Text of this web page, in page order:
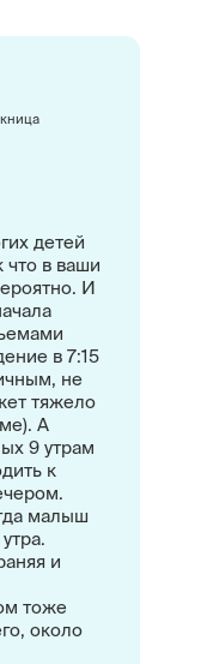
детей
что в ваши
И
в 7:15
не
тяжело
А
9 утрам
к
малыш
и
тоже
около